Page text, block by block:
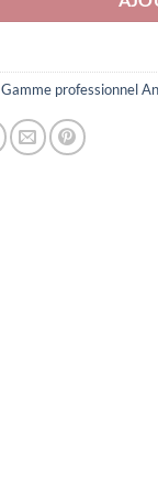
Gamme professionnel